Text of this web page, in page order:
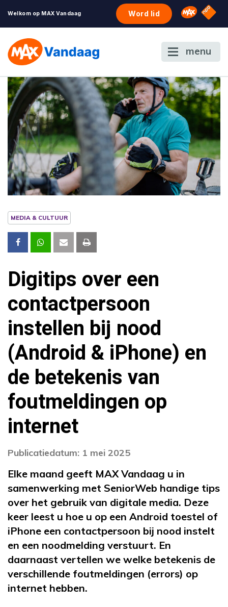
Welkom op MAX Vandaag Word lid Omroep
NPO
menu
MEDIA & CULTUUR
Digitips over een
contactpersoon
instellen bij nood
(Android & iPhone) en
de betekenis van
foutmeldingen op
internet
Publicatiedatum: 1 mei 2025
Elke maand geeft MAX Vandaag u in
samenwerking met SeniorWeb handige tips
over het gebruik van digitale media. Deze
keer leest u hoe u op een Android toestel of
iPhone een contactpersoon bij nood instelt
en een noodmelding verstuurt. En
daarnaast vertellen we welke betekenis de
verschillende foutmeldingen (errors) op
internet hebben.